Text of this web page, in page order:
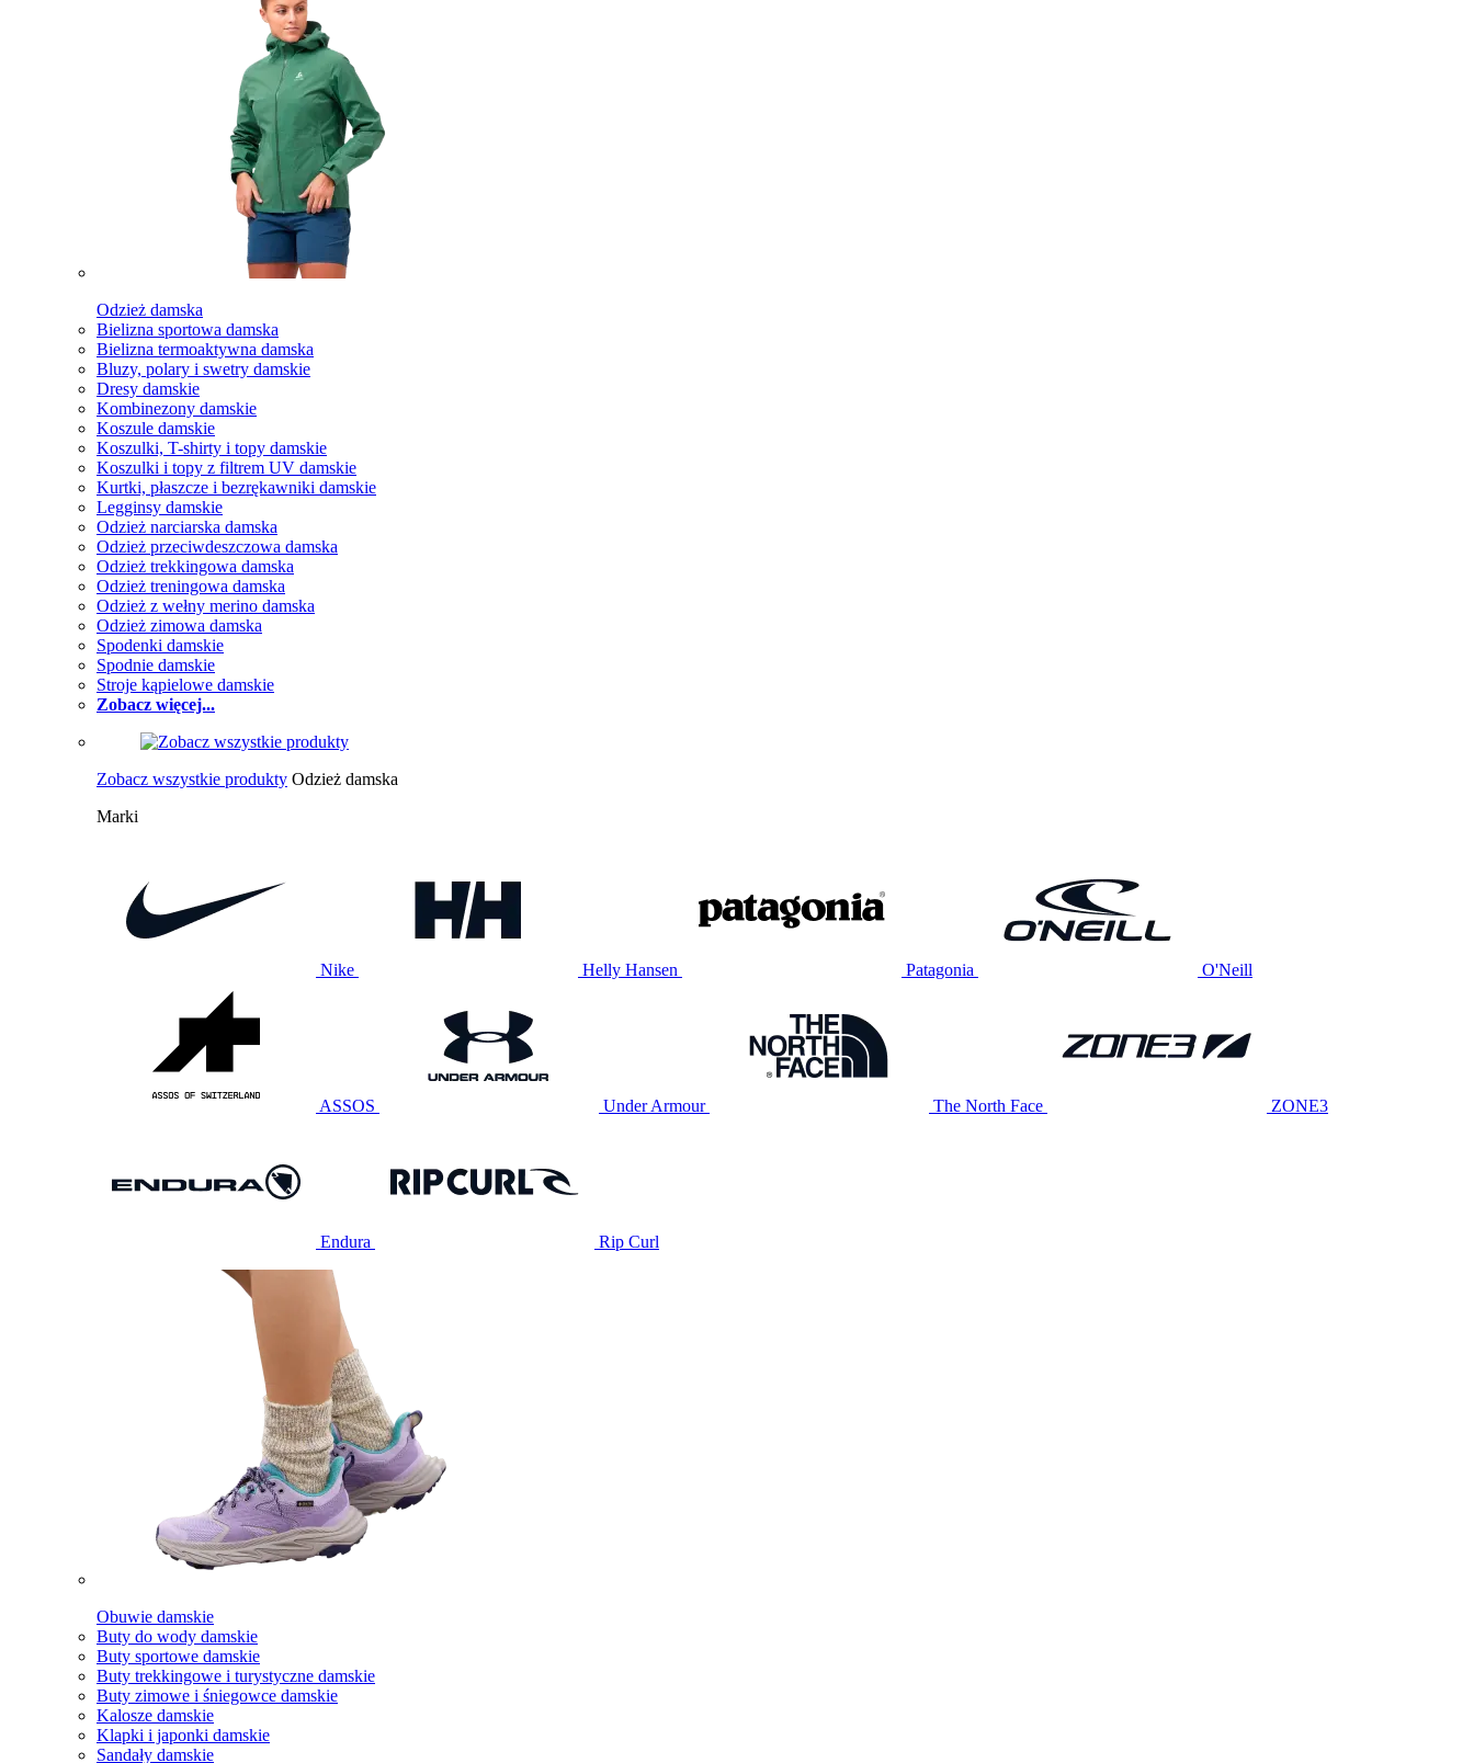
Odzież damska
Bielizna sportowa damska
Bielizna termoaktywna damska
Bluzy, polary i swetry damskie
Dresy damskie
Kombinezony damskie
Koszule damskie
Koszulki, T-shirty i topy damskie
Koszulki i topy z filtrem UV damskie
Kurtki, płaszcze i bezrękawniki damskie
Legginsy damskie
Odzież narciarska damska
Odzież przeciwdeszczowa damska
Odzież trekkingowa damska
Odzież treningowa damska
Odzież z wełny merino damska
Odzież zimowa damska
Spodenki damskie
Spodnie damskie
Stroje kąpielowe damskie
Zobacz więcej...
Zobacz wszystkie produkty Odzież damska
Marki
Nike Helly Hansen Patagonia O'Neill
ASSOS Under Armour The North Face ZONE3
Endura Rip Curl
Obuwie damskie
Buty do wody damskie
Buty sportowe damskie
Buty trekkingowe i turystyczne damskie
Buty zimowe i śniegowce damskie
Kalosze damskie
Klapki i japonki damskie
Sandały damskie